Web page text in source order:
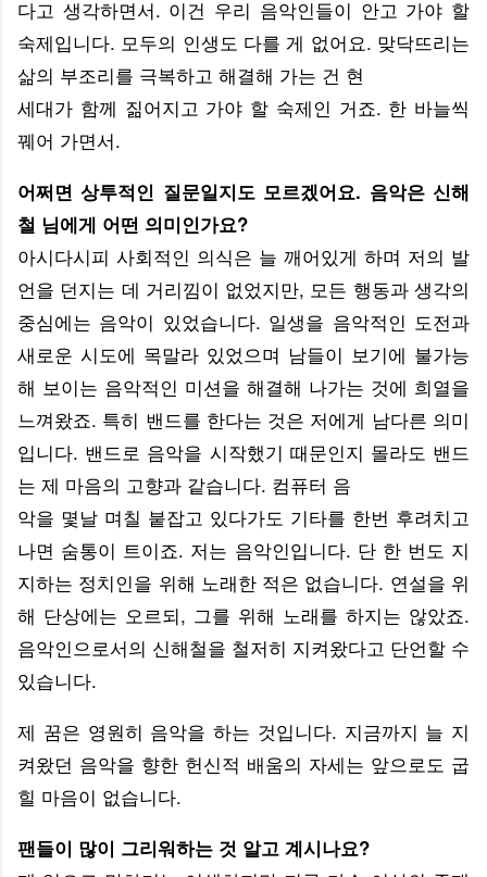
다고 생각하면서. 이건 우리 음악인들이 안고 가야 할
숙제입니다. 모두의 인생도 다를 게 없어요. 맞닥뜨리는
삶의 부조리를 극복하고 해결해 가는 건 현
세대가 함께 짊어지고 가야 할 숙제인 거죠. 한 바늘씩
꿰어 가면서.
어쩌면 상투적인 질문일지도 모르겠어요. 음악은 신해
철 님에게 어떤 의미인가요?
아시다시피 사회적인 의식은 늘 깨어있게 하며 저의 발
언을 던지는 데 거리낌이 없었지만, 모든 행동과 생각의
중심에는 음악이 있었습니다. 일생을 음악적인 도전과
새로운 시도에 목말라 있었으며 남들이 보기에 불가능
해 보이는 음악적인 미션을 해결해 나가는 것에 희열을
느껴왔죠. 특히 밴드를 한다는 것은 저에게 남다른 의미
입니다. 밴드로 음악을 시작했기 때문인지 몰라도 밴드
는 제 마음의 고향과 같습니다. 컴퓨터 음
악을 몇날 며칠 붙잡고 있다가도 기타를 한번 후려치고
나면 숨통이 트이죠. 저는 음악인입니다. 단 한 번도 지
지하는 정치인을 위해 노래한 적은 없습니다. 연설을 위
해 단상에는 오르되, 그를 위해 노래를 하지는 않았죠.
음악인으로서의 신해철을 철저히 지켜왔다고 단언할 수
있습니다.
제 꿈은 영원히 음악을 하는 것입니다. 지금까지 늘 지
켜왔던 음악을 향한 헌신적 배움의 자세는 앞으로도 굽
힐 마음이 없습니다.
팬들이 많이 그리워하는 것 알고 계시나요?